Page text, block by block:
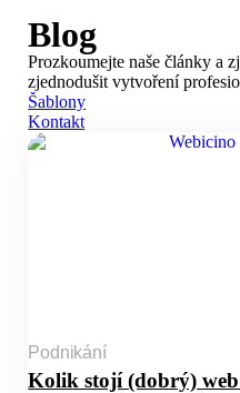
Blog
Prozkoumejte naše články a
zjednodušit vytvoření
Šablony
Kontakt
Podnikání
Kolik stojí (dobrý)